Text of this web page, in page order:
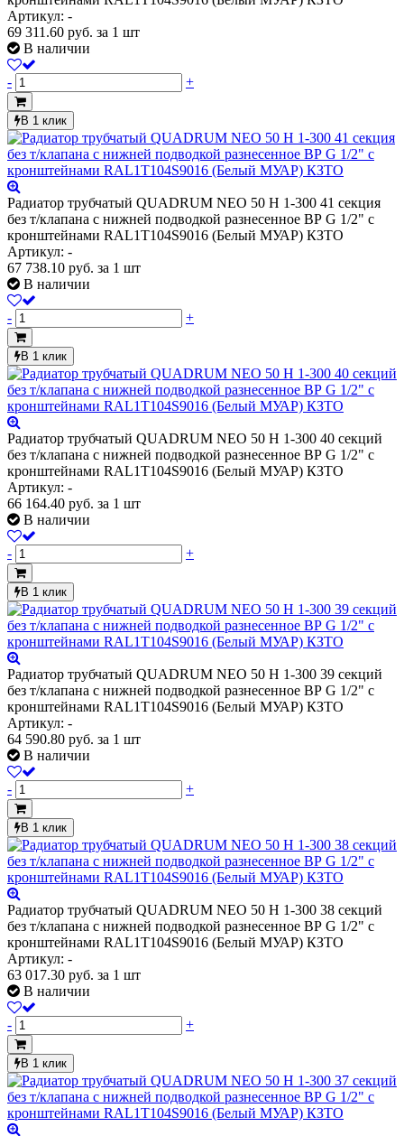
Артикул: -
69 311.60 руб. за 1 шт
В наличии
- +
В 1 клик
Радиатор трубчатый QUADRUM NEO 50 H 1-300 41 секция
без т/клапана с нижней подводкой разнесенное ВР G 1/2" с
кронштейнами RAL1T104S9016 (Белый МУАР) КЗТО
Артикул: -
67 738.10 руб. за 1 шт
В наличии
- +
В 1 клик
Радиатор трубчатый QUADRUM NEO 50 H 1-300 40 секций
без т/клапана с нижней подводкой разнесенное ВР G 1/2" с
кронштейнами RAL1T104S9016 (Белый МУАР) КЗТО
Артикул: -
66 164.40 руб. за 1 шт
В наличии
- +
В 1 клик
Радиатор трубчатый QUADRUM NEO 50 H 1-300 39 секций
без т/клапана с нижней подводкой разнесенное ВР G 1/2" с
кронштейнами RAL1T104S9016 (Белый МУАР) КЗТО
Артикул: -
64 590.80 руб. за 1 шт
В наличии
- +
В 1 клик
Радиатор трубчатый QUADRUM NEO 50 H 1-300 38 секций
без т/клапана с нижней подводкой разнесенное ВР G 1/2" с
кронштейнами RAL1T104S9016 (Белый МУАР) КЗТО
Артикул: -
63 017.30 руб. за 1 шт
В наличии
- +
В 1 клик